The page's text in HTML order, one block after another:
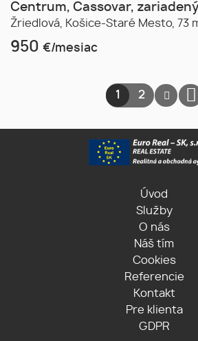
Centrum, Cassovar,
Žriedlová, Košice-Staré Mesto, 73
950 €/mesiac
1 2
Úvod
Služby
O nás
Náš tím
Cookies
Referencie
Kontakt
Pre klienta
GDPR